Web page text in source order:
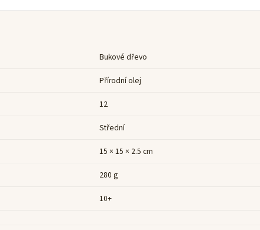
Bukové dřevo
Přírodní olej
12
Střední
15 × 15 × 2.5 cm
280 g
10+